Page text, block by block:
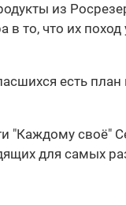
из
то, что их поход
есть
"Каждому своё"
для самых